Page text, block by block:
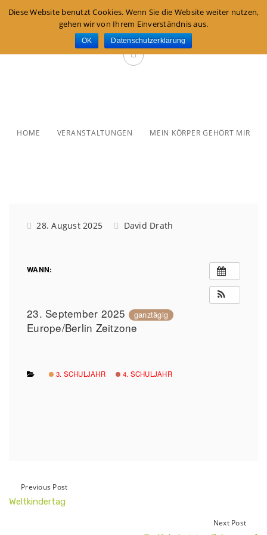
HOME VERANSTALTUNGEN MEIN KÖRPER GEHÖRT MIR
28. August 2025 David Drath
WANN:
23. September 2025 ganztägig
Europe/Berlin Zeitzone
3. SCHULJAHR 4. SCHULJAHR
Previous Post
Weltkindertag
Next Post
Diese Website benutzt Cookies. Wenn Sie die Website weiter nutzen,
gehen wir von Ihrem Einverständnis aus.
OK Datenschutzerklärung